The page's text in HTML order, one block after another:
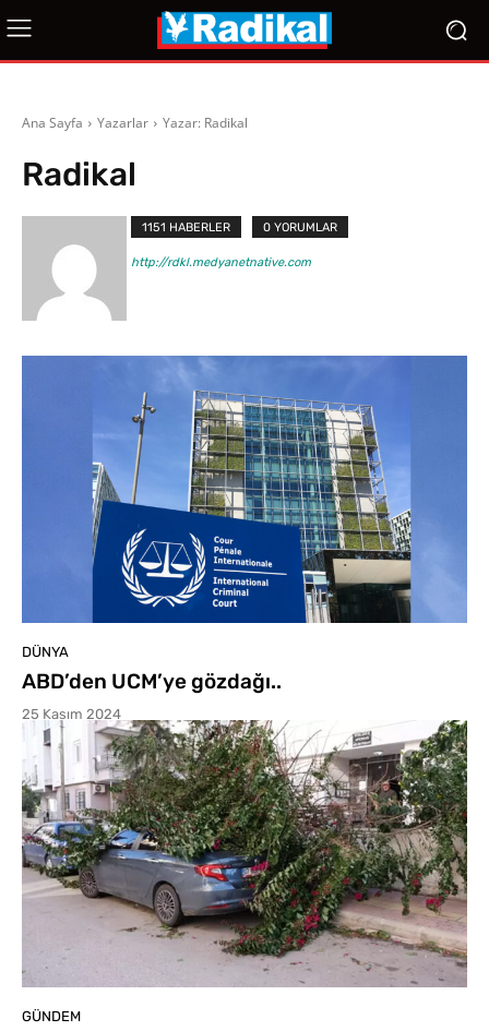
Ana Sayfa Yazarlar Yazar: Radikal
Radikal
1151 HABERLER 0 YORUMLAR
http://rdkl.medyanetnative.com
DÜNYA
ABD’den UCM’ye gözdağı..
25 Kasım 2024
GÜNDEM